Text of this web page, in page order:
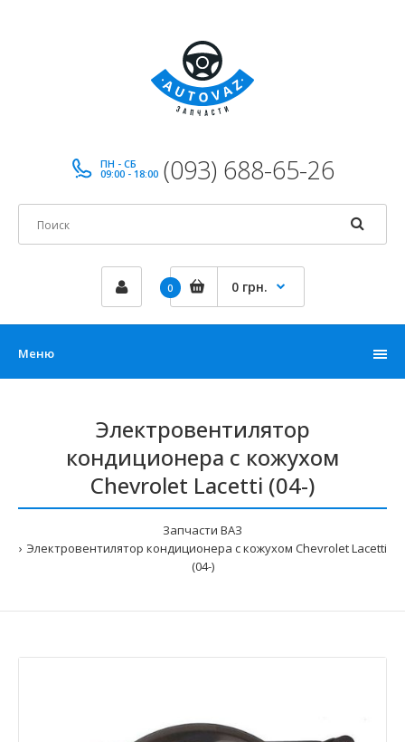
ПН - СБ
09:00 - 18:00 (093) 688-65-26
0 0 грн.
Меню
Электровентилятор
кондиционера с кожухом
Chevrolet Lacetti (04-)
Запчасти ВАЗ
Электровентилятор кондиционера с кожухом Chevrolet Lacetti
(04-)